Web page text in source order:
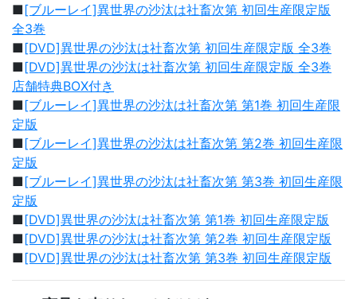
■[ブルーレイ]異世界の沙汰は社畜次第 初回生産限定版
全3巻
■[DVD]異世界の沙汰は社畜次第 初回生産限定版 全3巻
■[DVD]異世界の沙汰は社畜次第 初回生産限定版 全3巻
店舗特典BOX付き
■[ブルーレイ]異世界の沙汰は社畜次第 第1巻 初回生産限
定版
■[ブルーレイ]異世界の沙汰は社畜次第 第2巻 初回生産限
定版
■[ブルーレイ]異世界の沙汰は社畜次第 第3巻 初回生産限
定版
■[DVD]異世界の沙汰は社畜次第 第1巻 初回生産限定版
■[DVD]異世界の沙汰は社畜次第 第2巻 初回生産限定版
■[DVD]異世界の沙汰は社畜次第 第3巻 初回生産限定版